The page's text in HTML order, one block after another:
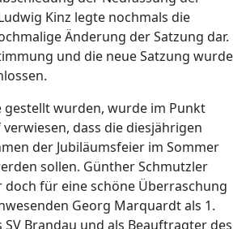
Kinz legte nochmals die
Änderung der Satzung dar.
und die neue Satzung wurde
gestellt wurden, wurde im Punkt
dass die diesjährigen
der Jubiläumsfeier im Sommer
sollen. Günther Schmutzler
für eine schöne Überraschung
Georg Marquardt als 1.
Brandau und als Beauftragter des